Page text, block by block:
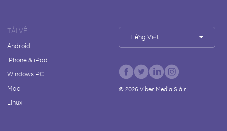
TẢI VỀ
Android
iPhone & iPad
Windows PC
Mac
Linux
Tiếng Việt
© 2026Viber Media S.à r.l.